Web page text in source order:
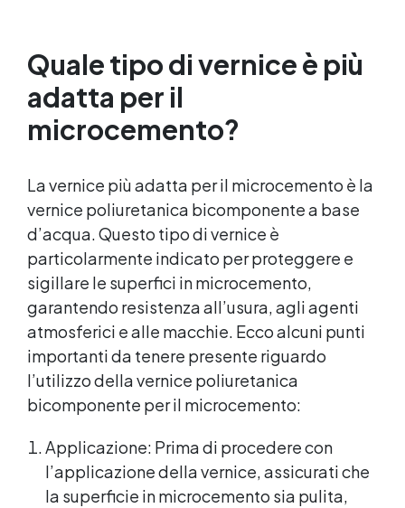
spessore) La confezione contiene: Vertical Glass A 2
kg + 1.4 kg Vertical Glass B
Quale tipo di vernice è più
adatta per il
microcemento?
La vernice più adatta per il microcemento è la
vernice poliuretanica bicomponente a base
d’acqua. Questo tipo di vernice è
particolarmente indicato per proteggere e
sigillare le superfici in microcemento,
garantendo resistenza all’usura, agli agenti
atmosferici e alle macchie. Ecco alcuni punti
importanti da tenere presente riguardo
l’utilizzo della vernice poliuretanica
bicomponente per il microcemento:
Applicazione: Prima di procedere con
l’applicazione della vernice, assicurati che
la superficie in microcemento sia pulita,